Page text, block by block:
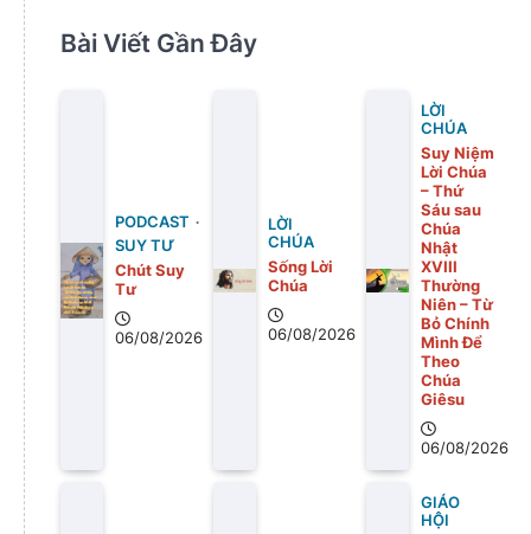
Bài Viết Gần Đây
PODCAST
SUY TƯ
Chút Suy
Tư
06/08/2026
LỜI
CHÚA
Sống Lời
Chúa
06/08/2026
LỜI
CHÚA
Suy Niệm
Lời Chúa
– Thứ
Sáu sau
Chúa
Nhật
XVIII
Thường
Niên – Từ
Bỏ Chính
Mình Để
Theo
Chúa
Giêsu
06/08/2026
GIÁO
HỘI